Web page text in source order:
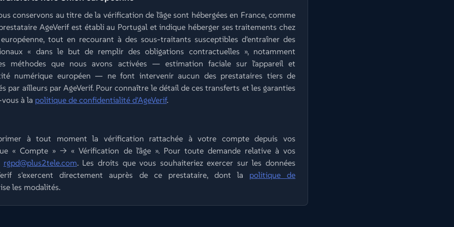
conservons au titre de la vérification de l'âge sont hébergées en France, comme
AgeVerif est établi au Portugal et indique héberger ses traitements chez
tout en recourant à des sous-traitants susceptibles d'entraîner des
« dans le but de remplir des obligations contractuelles », notamment
méthodes que nous avons activées — estimation faciale sur l'appareil et
numérique européen — ne font intervenir aucun des prestataires tiers de
par ailleurs par AgeVerif. Pour connaître le détail de ces transferts et les garanties
à la politique de confidentialité d'AgeVerif.
à tout moment la vérification rattachée à votre compte depuis vos
« Compte » → « Vérification de l'âge ». Pour toute demande relative à vos
rgpd@plus2tele.com. Les droits que vous souhaiteriez exercer sur les données
s'exercent directement auprès de ce prestataire, dont la politique de
les modalités.